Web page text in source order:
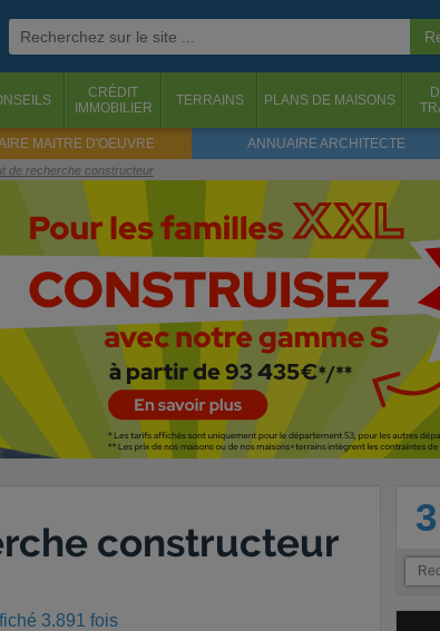
CRÉDIT
IMMOBILIER
TERRAINS PLANS DE MAISONS
MAITRE D'OEUVRE ANNUAIRE ARCHITECTE
de recherche constructeur
constructeur
3.891 fois
3